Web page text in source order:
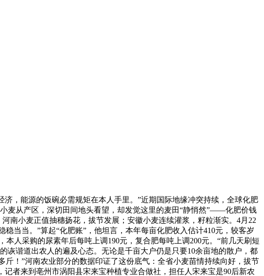
，能源的饭碗必需规矩在本人手里。”近期国际地缘冲突持续，全球化肥
麦从产区，深切田间地头看望，却发觉这里的麦田“静悄然”——化肥价钱
南小麦正值抽穗扬花，拔节发展；安徽小麦连续灌浆，籽粒渐实。4月22
当当。”算起“化肥账”，他坦言，本年每亩化肥收入估计410元，较客岁
人采购的尿素年后每吨上调190元，复合肥每吨上调200元。“前几天刷短
诙谐道出农人的遍及心态。无论是千亩大户仍是只要10余亩地的散户，都
！”河南农业部分的数据印证了这份底气：全省小麦苗情持续向好，拔节
记者来到亳州市涡阳县宋来宝种植专业合做社，担任人宋来宝是90后新农